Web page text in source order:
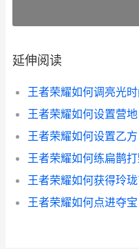
延伸阅读
王者荣耀如何设置营
王者荣耀如何设置乙
王者荣耀如何点进夺